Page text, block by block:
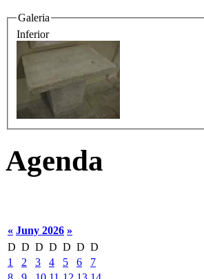
Galeria
Inferior
Agenda
« Juny 2026 »
D D D D D D D
1
2 3 4 5 6
7